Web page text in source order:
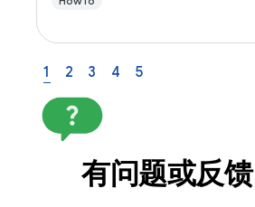
1 2 3 4 5
有问题或反馈